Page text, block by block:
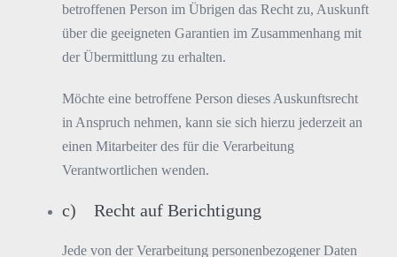
betroffenen Person im Übrigen das Recht zu, Auskunft
über die geeigneten Garantien im Zusammenhang mit
der Übermittlung zu erhalten.
Möchte eine betroffene Person dieses Auskunftsrecht
in Anspruch nehmen, kann sie sich hierzu jederzeit an
einen Mitarbeiter des für die Verarbeitung
Verantwortlichen wenden.
c) Recht auf Berichtigung
Jede von der Verarbeitung personenbezogener Daten